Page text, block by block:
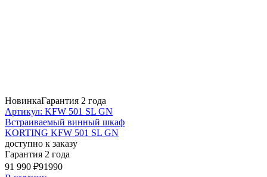
НовинкаГарантия 2 года
Артикул: KFW 501 SL GN
Встраиваемый винный шкаф
KORTING KFW 501 SL GN
доступно к заказу
Гарантия 2 года
91 990 ₽91990